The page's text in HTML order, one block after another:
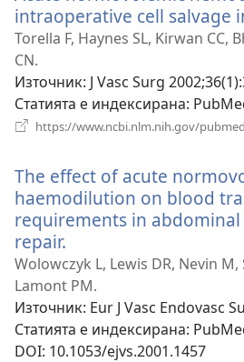
intraoperative cell salvage
Torella F, Haynes SL, Kirwan CC,
CN.
Източник‎: J Vasc Surg
Статията е индексирана‎:
https://www.ncbi.nlm.nih.gov/
The effect of acute
haemodilution on blood
requirements in
repair.
нов
прозорец)
Wolowczyk L, Lewis DR, Nevin M,
Lamont PM.
Източник‎: Eur J Vasc Endovasc
Статията е индексирана‎:
DOI‎: 10.1053/ejvs.2001.1457